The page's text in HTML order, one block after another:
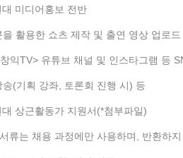
대 미디어홍보 전반
활용한 쇼츠 제작 및 출연 영상 업로드
익TV> 유튜브 채널 및 인스타그램 등
(기획 강좌, 토론회 진행 시) 등
대 상근활동가 지원서(*첨부파일)
용 과정에만 사용하며, 반환하지